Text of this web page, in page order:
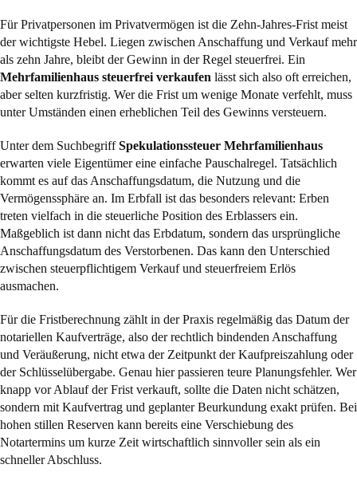
Für Privatpersonen im Privatvermögen ist die Zehn-Jahres-Frist meist
der wichtigste Hebel. Liegen zwischen Anschaffung und Verkauf mehr
als zehn Jahre, bleibt der Gewinn in der Regel steuerfrei. Ein
Mehrfamilienhaus steuerfrei verkaufen lässt sich also oft erreichen,
aber selten kurzfristig. Wer die Frist um wenige Monate verfehlt, muss
unter Umständen einen erheblichen Teil des Gewinns versteuern.
Unter dem SuchbegriffSpekulationssteuer Mehrfamilienhaus
erwarten viele Eigentümer eine einfache Pauschalregel. Tatsächlich
kommt es auf das Anschaffungsdatum, die Nutzung und die
Vermögenssphäre an. Im Erbfall ist das besonders relevant: Erben
treten vielfach in die steuerliche Position des Erblassers ein.
Maßgeblich ist dann nicht das Erbdatum, sondern das ursprüngliche
Anschaffungsdatum des Verstorbenen. Das kann den Unterschied
zwischen steuerpflichtigem Verkauf und steuerfreiem Erlös
ausmachen.
Für die Fristberechnung zählt in der Praxis regelmäßig das Datum der
notariellen Kaufverträge, also der rechtlich bindenden Anschaffung
und Veräußerung, nicht etwa der Zeitpunkt der Kaufpreiszahlung oder
der Schlüsselübergabe. Genau hier passieren teure Planungsfehler. Wer
knapp vor Ablauf der Frist verkauft, sollte die Daten nicht schätzen,
sondern mit Kaufvertrag und geplanter Beurkundung exakt prüfen. Bei
hohen stillen Reserven kann bereits eine Verschiebung des
Notartermins um kurze Zeit wirtschaftlich sinnvoller sein als ein
schneller Abschluss.